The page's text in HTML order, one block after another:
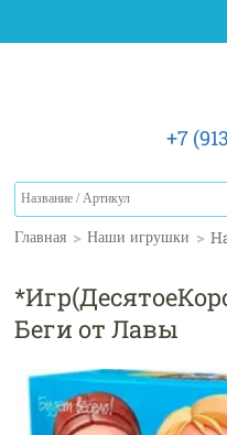
+7
Главная > Наши игрушки >
Беги от Лавы